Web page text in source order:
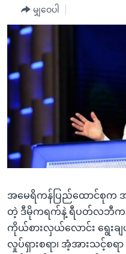
အကြောင်းအရာ
သို့
ကြည့်
ပင်မ
အ
စာမျက်နှာ
ကြည့်
ရှာဖွေ
တရုတ်
အစ္စရေး-ပါလက်စတိုင်း
ရပ်ဝန်းတခု လမ်းတခု အလွန်
အင်္ဂလိပ်စာလေ့လာမယ်
အမေရိကန်သုံးအီဒီယံ
ရုပ်ရှင်ထဲက အင်္ဂလိပ်စာ
သုတပဒေသာ အင်္ဂလိပ်စာ
အပတ်စဉ်ကဏ္ဍများ
တီဗွီ
ရေဒီယိုနှင့်ရုပ်သံ အချက်အလ
ရေဒီယို/တီဗွီအစီအစဉ်
Learning English
ဘာသာစကားများ
မျှဝေပါ
အမေရိကန်ပြည်ထောင်စုက အ
တဲ့ ဒီမိုကရက်နဲ့ ရီပတ်လဘီက
ကိုယ်စားလှယ်လောင်း ရွေ
လှုပ်ရှားစရာ၊ အံ့အားသင့်စ